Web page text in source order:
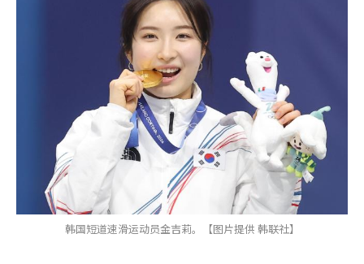
韩国短道速滑运动员金吉莉。【图片提供 韩联社】